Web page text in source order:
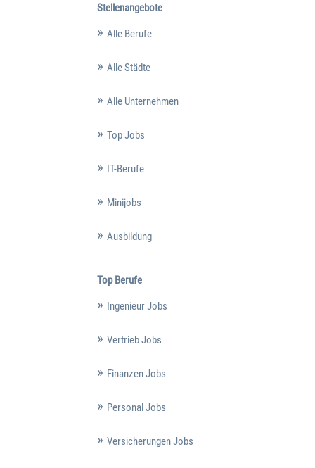
Stellenangebote
Alle Berufe
Alle Städte
Alle Unternehmen
Top Jobs
IT-Berufe
Minijobs
Ausbildung
Top Berufe
Ingenieur Jobs
Vertrieb Jobs
Finanzen Jobs
Personal Jobs
Versicherungen Jobs